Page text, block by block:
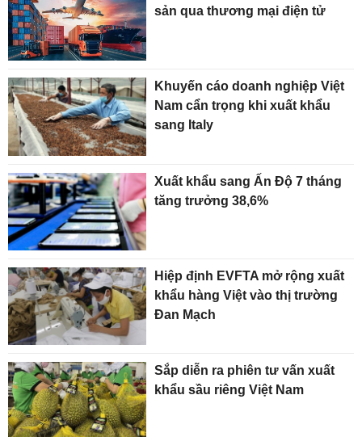
sản qua thương mại điện tử
Khuyến cáo doanh nghiệp Việt
Nam cẩn trọng khi xuất khẩu
sang Italy
Xuất khẩu sang Ấn Độ 7 tháng
tăng trưởng 38,6%
Hiệp định EVFTA mở rộng xuất
khẩu hàng Việt vào thị trường
Đan Mạch
Sắp diễn ra phiên tư vấn xuất
khẩu sầu riêng Việt Nam